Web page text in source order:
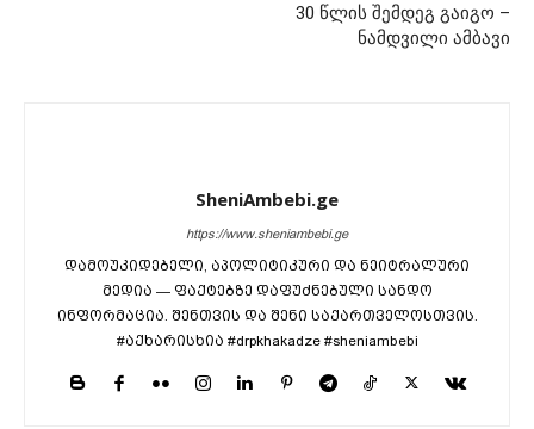
30 წლის შემდეგ გაიგო –
ნამდვილი ამბავი
SheniAmbebi.ge
https://www.sheniambebi.ge
დამოუკიდებელი, აპოლიტიკური და ნეიტრალური
მედია — ფაქტებზე დაფუძნებული სანდო
ინფორმაცია. შენთვის და შენი საქართველოსთვის.
#აქხარისხია #drpkhakadze #sheniambebi